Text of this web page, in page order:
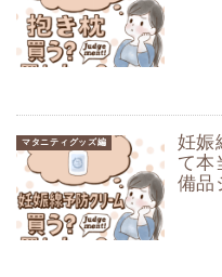
マタニティグッズ編
妊娠
て本
備品